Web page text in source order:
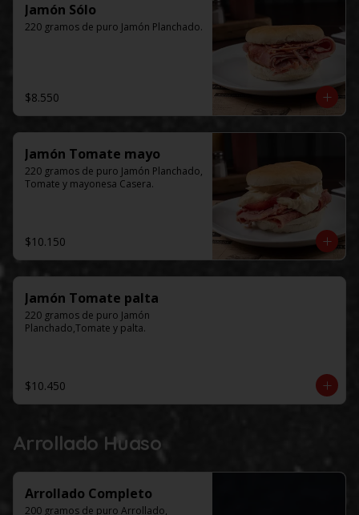
Jamón Sólo
220 gramos de puro Jamón Planchado.
$8.550
Jamón Tomate mayo
220 gramos de puro Jamón Planchado,
Tomate y mayonesa Casera.
$10.150
Jamón Tomate palta
220 gramos de puro Jamón
Planchado,Tomate y palta.
$10.450
Arrollado Huaso
Arrollado Completo
200 gramos de puro Arrollado,